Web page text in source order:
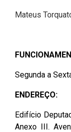
Mateus
Segunda a
ENDEREÇO:
Edifício
Anexo III.